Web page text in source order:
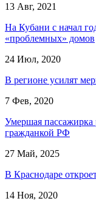
13 Авг, 2021
На Кубани с начал
«проблемных» домов
24 Июл, 2020
В регионе усилят
7 Фев, 2020
Умершая пассажирка
гражданкой РФ
27 Май, 2025
В Краснодаре
14 Ноя, 2020